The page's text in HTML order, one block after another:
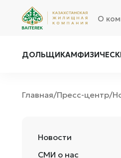
О
ДОЛЬЩИКАМ
Главная/Пресс-центр/
Новости
СМИ о нас